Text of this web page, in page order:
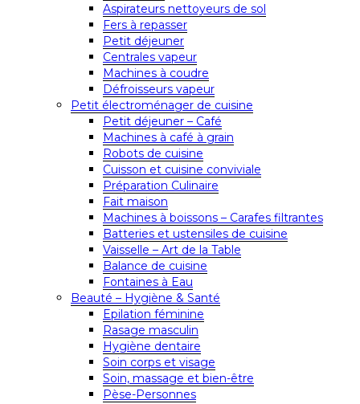
Aspirateurs nettoyeurs de sol
Fers à repasser
Petit déjeuner
Centrales vapeur
Machines à coudre
Défroisseurs vapeur
Petit électroménager de cuisine
Petit déjeuner – Café
Machines à café à grain
Robots de cuisine
Cuisson et cuisine conviviale
Préparation Culinaire
Fait maison
Machines à boissons – Carafes filtrantes
Batteries et ustensiles de cuisine
Vaisselle – Art de la Table
Balance de cuisine
Fontaines à Eau
Beauté – Hygiène & Santé
Epilation féminine
Rasage masculin
Hygiène dentaire
Soin corps et visage
Soin, massage et bien-être
Pèse-Personnes